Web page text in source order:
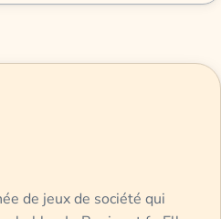
de jeux de société qui